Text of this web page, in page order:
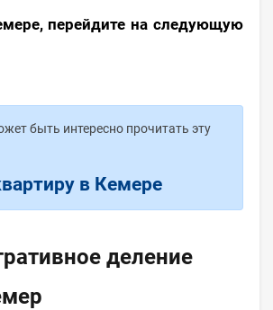
перейдите на следующую
быть интересно прочитать эту
в Кемере
деление